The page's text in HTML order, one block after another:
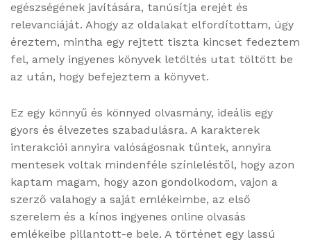
egészségének javítására, tanúsítja erejét és
relevanciáját. Ahogy az oldalakat elfordítottam, úgy
éreztem, mintha egy rejtett tiszta kincset fedeztem
fel, amely ingyenes könyvek letöltés utat töltött be
az után, hogy befejeztem a könyvet.
Ez egy könnyű és könnyed olvasmány, ideális egy
gyors és élvezetes szabadulásra. A karakterek
interakciói annyira valóságosnak tűntek, annyira
mentesek voltak mindenféle színleléstől, hogy azon
kaptam magam, hogy azon gondolkodom, vajon a
szerző valahogy a saját emlékeimbe, az első
szerelem és a kínos ingyenes online olvasás
emlékeibe pillantott-e bele. A történet egy lassú